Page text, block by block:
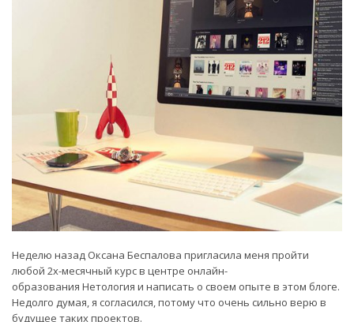
Неделю назад Оксана Беспалова пригласила меня пройти
любой 2х-месячный курс в центре онлайн-
образования Нетология и написать о своем опыте в этом блоге.
Недолго думая, я согласился, потому что очень сильно верю в
будущее таких проектов.